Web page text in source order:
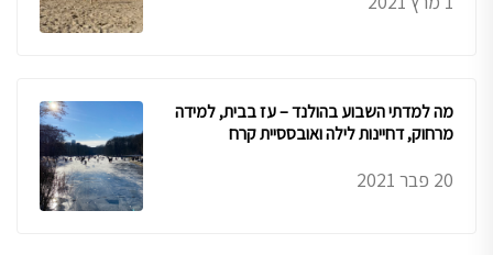
מה למדתי השבוע בהולנד – עז בבית, למידה
מרחוק, דחיינות לילה ואובססיית קרח
20 פבר 2021